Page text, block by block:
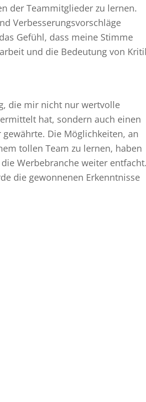
der Teammitglieder zu lernen.
Verbesserungsvorschläge
Gefühl, dass meine Stimme
und die Bedeutung von
die mir nicht nur wertvolle
hat, sondern auch einen
Die Möglichkeiten, an
tollen Team zu lernen, haben
Werbebranche weiter entfacht.
die gewonnenen Erkenntnisse